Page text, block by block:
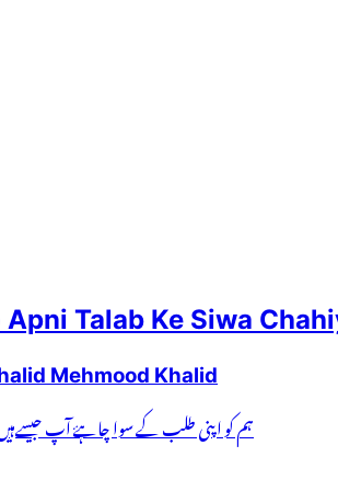
Apni Talab Ke Siwa
Mehmood Khalid
ہم کو اپنی طلب کے سوا چاہۓ آپ